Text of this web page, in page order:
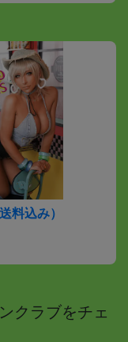
料込み）
クラブをチェ